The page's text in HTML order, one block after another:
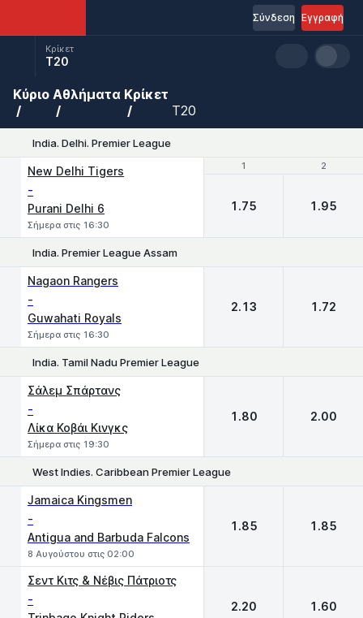
Εγγραφή
Σύνδεση
Κρίκετ
T20
Κύριο Αθλήματα Κρίκετ
T20
India. Delhi. Premier League
1 2
New Delhi Tigers
-
Purani Delhi 6
Σήμερα στις 16:30
1 2
1.75 1.95
India. Premier League Assam
Nagaon Rangers
-
Guwahati Royals
Σήμερα στις 16:30
2.13 1.72
India. Tamil Nadu Premier League
Σάλεμ Σπάρτανς
-
Λίκα Κοβάι Κινγκς
Σήμερα στις 19:30
1.80 2.00
West Indies. Caribbean Premier League
Jamaica Kingsmen
-
Antigua and Barbuda Falcons
8 Αυγούστου στις 02:00
1.85 1.85
Σεντ Κιτς & Νέβις Πάτριοτς
- 2.20 1.60